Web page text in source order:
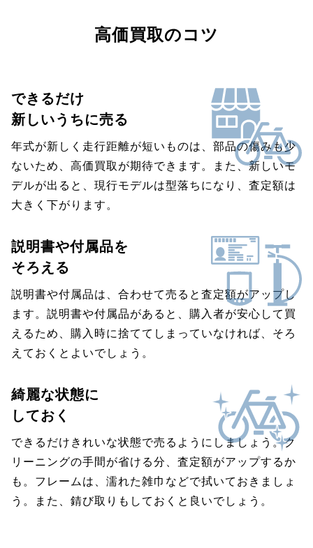
高価買取のコツ
できるだけ
新しいうちに売る
年式が新しく走行距離が短いものは、部品の傷みも少
ないため、高価買取が期待できます。また、新しいモ
デルが出ると、現行モデルは型落ちになり、査定額は
大きく下がります。
説明書や付属品を
そろえる
説明書や付属品は、合わせて売ると査定額がアップし
ます。説明書や付属品があると、購入者が安心して買
えるため、購入時に捨ててしまっていなければ、そろ
えておくとよいでしょう。
綺麗な状態に
しておく
できるだけきれいな状態で売るようにしましょう。ク
リーニングの手間が省ける分、査定額がアップするか
も。フレームは、濡れた雑巾などで拭いておきましょ
う。また、錆び取りもしておくと良いでしょう。